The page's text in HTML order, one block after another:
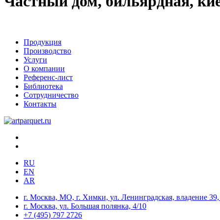
Продукция
Производство
Услуги
О компании
Референс-лист
Библиотека
Сотрудничество
Контакты
RU
EN
AR
г. Москва, МО, г. Химки, ул. Ленинградская, владение 39,
г. Москва, ул. Большая полянка, 4/10
+7 (495) 797 2726